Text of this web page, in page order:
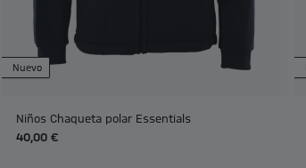
Nuevo
Niños Chaqueta polar Essentials
40,00 €